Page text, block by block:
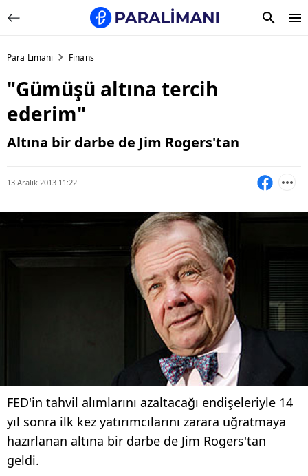
Para Limanı Finans
"Gümüşü altına tercih
ederim"
Altına bir darbe de Jim Rogers'tan
13 Aralık 2013 11:22
FED'in tahvil alımlarını azaltacağı endişeleriyle 14
yıl sonra ilk kez yatırımcılarını zarara uğratmaya
hazırlanan altına bir darbe de Jim Rogers'tan
geldi.